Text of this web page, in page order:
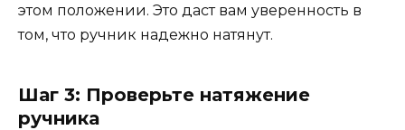
этом положении. Это даст вам уверенность в
том, что ручник надежно натянут.
Шаг 3: Проверьте натяжение
ручника